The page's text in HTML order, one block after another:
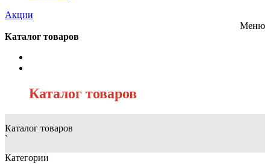
Акции
Меню
Каталог товаров
Каталог товаров
Каталог товаров
`
Категории